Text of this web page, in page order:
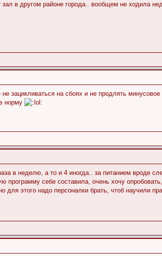
в другом районе города.. вообщем не ходила
зацикливаться на сбоях и не продлять минусовое
норму
в неделю, а то и 4 иногда.. за питанием вроде
себе составила, очень хочу
этого надо персоналки брать, чтоб научили